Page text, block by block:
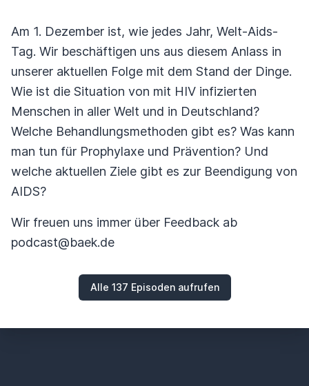
Am 1. Dezember ist, wie jedes Jahr, Welt-Aids-
Tag. Wir beschäftigen uns aus diesem Anlass in
unserer aktuellen Folge mit dem Stand der Dinge.
Wie ist die Situation von mit HIV infizierten
Menschen in aller Welt und in Deutschland?
Welche Behandlungsmethoden gibt es? Was kann
man tun für Prophylaxe und Prävention? Und
welche aktuellen Ziele gibt es zur Beendigung von
AIDS?
Wir freuen uns immer über Feedback ab
podcast@baek.de
Alle 137 Episoden aufrufen